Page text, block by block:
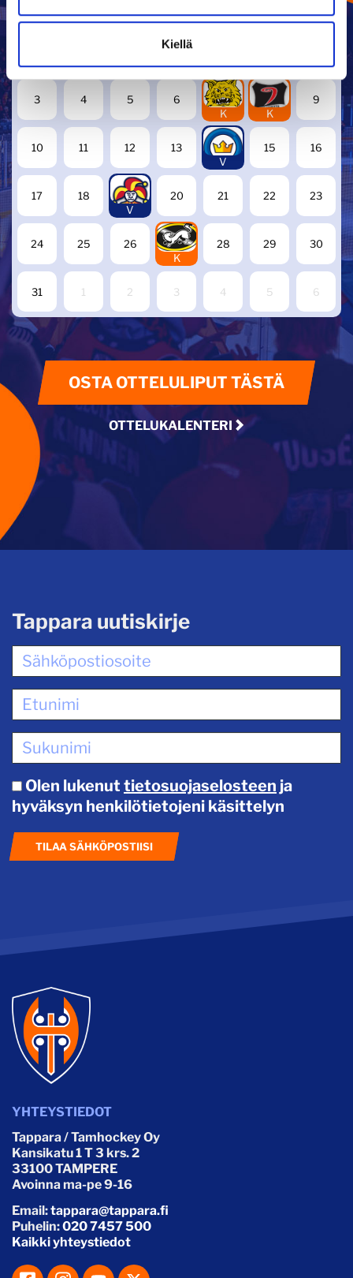
Kiellä
30
3 4 5 6
7
K
8
K
9
10 11 12 13
14
V
15 16
17 18
19
V
20 21 22 23
24 25 26
27
K
28 29 30
31 1 2 3 4 5 6
OSTA OTTELULIPUT TÄSTÄ
OTTELUKALENTERI
YHTEYSTIEDOT
Tappara / Tamhockey Oy
Kansikatu 1 T 3 krs. 2
33100 TAMPERE
Avoinna ma-pe 9-16
Email:tappara@tappara.fi
Puhelin:020 7457 500
Kaikki yhteystiedot
Tappara uutiskirje
Olen lukenut tietosuojaselosteen ja
hyväksyn henkilötietojeni käsittelyn
TILAA SÄHKÖPOSTIISI